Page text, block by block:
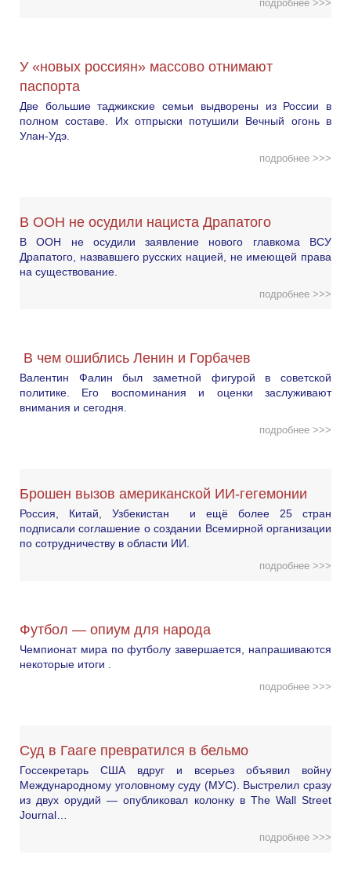
подробнее >>>
У «новых россиян» массово отнимают
паспорта
Две большие таджикские семьи выдворены из России в
полном составе. Их отпрыски потушили Вечный огонь в
Улан-Удэ.
подробнее >>>
В ООН не осудили нациста Драпатого
В ООН не осудили заявление нового главкома ВСУ
Драпатого, назвавшего русских нацией, не имеющей права
на существование.
подробнее >>>
В чем ошиблись Ленин и Горбачев
Валентин Фалин был заметной фигурой в советской
политике. Его воспоминания и оценки заслуживают
внимания и сегодня.
подробнее >>>
Брошен вызов американской ИИ-гегемонии
Россия, Китай, Узбекистан и ещё более 25 стран
подписали соглашение о создании Всемирной организации
по сотрудничеству в области ИИ.
подробнее >>>
Футбол — опиум для народа
Чемпионат мира по футболу завершается, напрашиваются
некоторые итоги .
подробнее >>>
Суд в Гааге превратился в бельмо
Госсекретарь США вдруг и всерьез объявил войну
Международному уголовному суду (МУС). Выстрелил сразу
из двух орудий — опубликовал колонку в The Wall Street
Journal…
подробнее >>>